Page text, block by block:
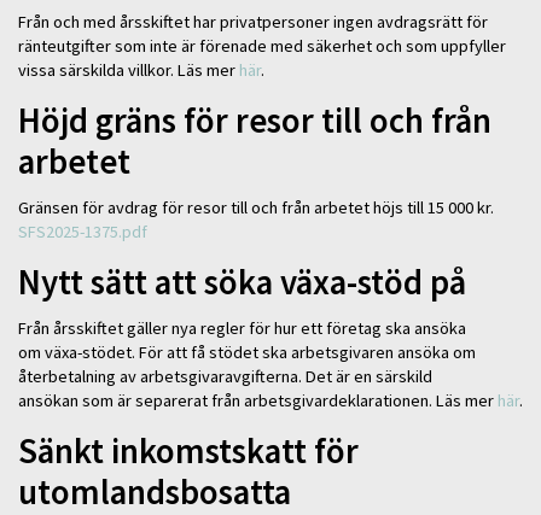
Från och med årsskiftet har privatpersoner ingen avdragsrätt för
ränteutgifter som inte är förenade med säkerhet och som uppfyller
vissa särskilda villkor. Läs mer här.
Höjd gräns för resor till och från
arbetet
Gränsen för avdrag för resor till och från arbetet höjs till 15 000 kr.
SFS2025-1375.pdf
Nytt sätt att söka växa-stöd på
Från årsskiftet gäller nya regler för hur ett företag ska ansöka
om växa-stödet. För att få stödet ska arbetsgivaren ansöka om
återbetalning av arbetsgivaravgifterna. Det är en särskild
ansökan som är separerat från arbetsgivardeklarationen. Läs mer här.
Sänkt inkomstskatt för
utomlandsbosatta